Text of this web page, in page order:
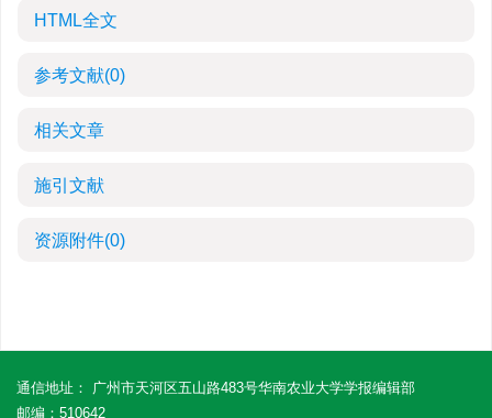
HTML全文
参考文献(0)
相关文章
施引文献
资源附件(0)
通信地址： 广州市天河区五山路483号华南农业大学学报编辑部
邮编：510642